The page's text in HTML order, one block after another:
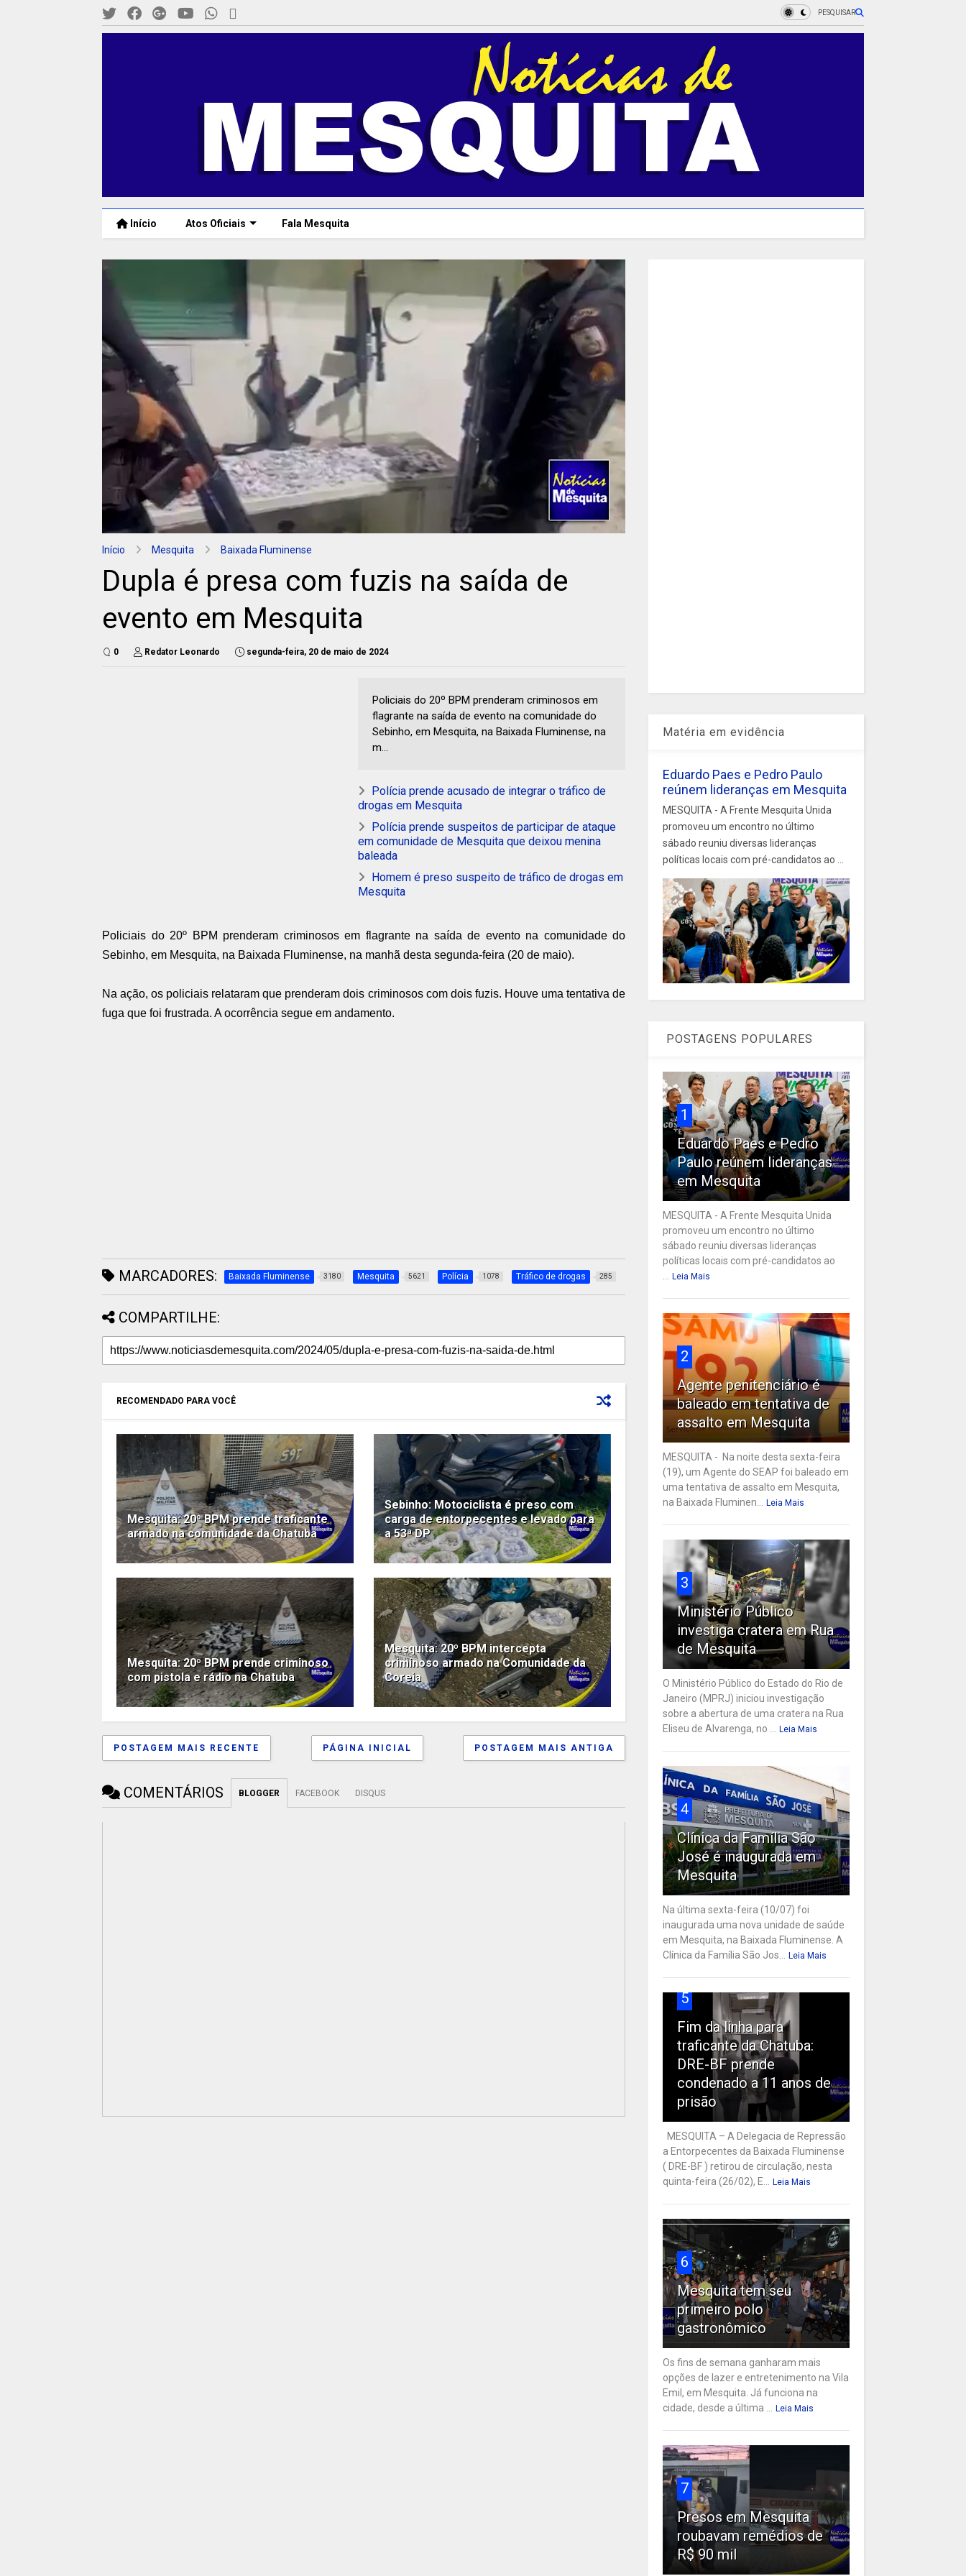
PESQUISAR
Início Atos Oficiais Fala Mesquita
Início Mesquita Baixada Fluminense
Dupla é presa com fuzis na saída de
evento em Mesquita
0 Redator Leonardo segunda-feira, 20 de maio de 2024
Policiais do 20º BPM prenderam criminosos em
flagrante na saída de evento na comunidade do
Sebinho, em Mesquita, na Baixada Fluminense, na
m...
Polícia prende acusado de integrar o tráfico de
drogas em Mesquita
Polícia prende suspeitos de participar de ataque
em comunidade de Mesquita que deixou menina
baleada
Homem é preso suspeito de tráfico de drogas em
Mesquita
Policiais do 20º BPM prenderam criminosos em flagrante na saída de evento na comunidade do
Sebinho, em Mesquita, na Baixada Fluminense, na manhã desta segunda-feira (20 de maio).
Na ação, os policiais relataram que prenderam dois criminosos com dois fuzis. Houve uma tentativa de
fuga que foi frustrada. A ocorrência segue em andamento.
MARCADORES: Baixada Fluminense 3180 Mesquita 5621 Polícia 1078 Tráfico de drogas 285
COMPARTILHE:
RECOMENDADO PARA VOCÊ
Mesquita: 20º BPM prende traficante
armado na comunidade da Chatuba
Sebinho: Motociclista é preso com
carga de entorpecentes e levado para
a 53ª DP
Mesquita: 20º BPM prende criminoso
com pistola e rádio na Chatuba
Mesquita: 20º BPM intercepta
criminoso armado na Comunidade da
Coreia
POSTAGEM MAIS RECENTE POSTAGEM MAIS ANTIGA
PÁGINA INICIAL
COMENTÁRIOS BLOGGER FACEBOOK DISQUS
Matéria em evidência
Eduardo Paes e Pedro Paulo
reúnem lideranças em Mesquita
MESQUITA - A Frente Mesquita Unida
promoveu um encontro no último
sábado reuniu diversas lideranças
políticas locais com pré-candidatos ao ...
POSTAGENS POPULARES
1
Eduardo Paes e Pedro
Paulo reúnem lideranças
em Mesquita
MESQUITA - A Frente Mesquita Unida
promoveu um encontro no último
sábado reuniu diversas lideranças
políticas locais com pré-candidatos ao
... Leia Mais
2
Agente penitenciário é
baleado em tentativa de
assalto em Mesquita
MESQUITA - Na noite desta sexta-feira
(19), um Agente do SEAP foi baleado em
uma tentativa de assalto em Mesquita,
na Baixada Fluminen... Leia Mais
3
Ministério Público
investiga cratera em Rua
de Mesquita
O Ministério Público do Estado do Rio de
Janeiro (MPRJ) iniciou investigação
sobre a abertura de uma cratera na Rua
Eliseu de Alvarenga, no ... Leia Mais
4
Clínica da Família São
José é inaugurada em
Mesquita
Na última sexta-feira (10/07) foi
inaugurada uma nova unidade de saúde
em Mesquita, na Baixada Fluminense. A
Clínica da Família São Jos... Leia Mais
5
Fim da linha para
traficante da Chatuba:
DRE-BF prende
condenado a 11 anos de
prisão
MESQUITA – A Delegacia de Repressão
a Entorpecentes da Baixada Fluminense
( DRE-BF ) retirou de circulação, nesta
quinta-feira (26/02), E... Leia Mais
6
Mesquita tem seu
primeiro polo
gastronômico
Os fins de semana ganharam mais
opções de lazer e entretenimento na Vila
Emil, em Mesquita. Já funciona na
cidade, desde a última ... Leia Mais
7
Presos em Mesquita
roubavam remédios de
R$ 90 mil